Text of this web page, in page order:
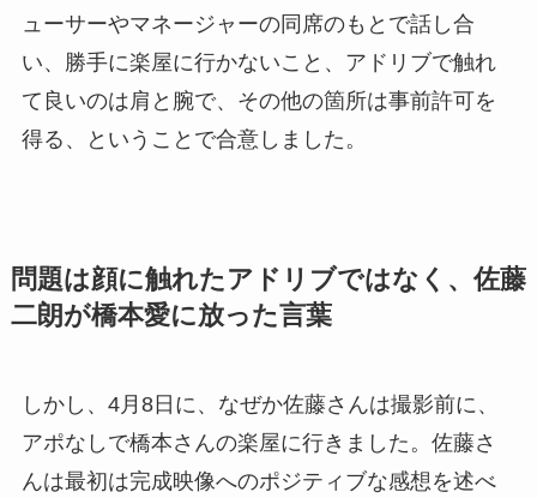
ューサーやマネージャーの同席のもとで話し合
い、勝手に楽屋に行かないこと、アドリブで触れ
て良いのは肩と腕で、その他の箇所は事前許可を
得る、ということで合意しました。
問題は顔に触れたアドリブではなく、佐藤
二朗が橋本愛に放った言葉
しかし、4月8日に、なぜか佐藤さんは撮影前に、
アポなしで橋本さんの楽屋に行きました。佐藤さ
んは最初は完成映像へのポジティブな感想を述べ